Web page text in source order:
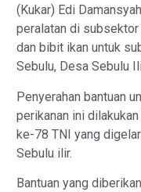
(Kukar) Edi
peralatan di subsektor
dan bibit ikan untuk
Sebulu, Desa Sebulu
Penyerahan bantuan
perikanan ini
ke-78 TNI yang
Sebulu ilir.
Bantuan yang